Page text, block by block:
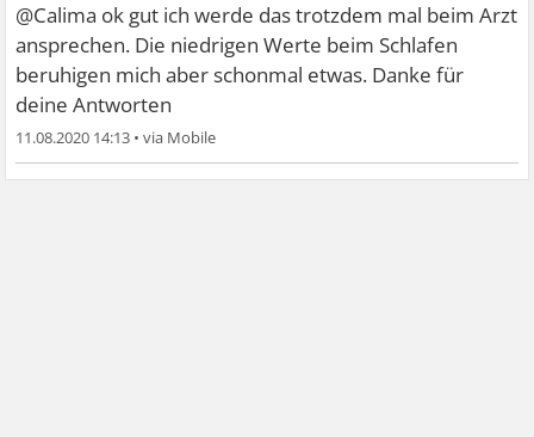
@Calima ok gut ich werde das trotzdem mal beim Arzt
ansprechen. Die niedrigen Werte beim Schlafen
beruhigen mich aber schonmal etwas. Danke für
deine Antworten
11.08.2020 14:13 •